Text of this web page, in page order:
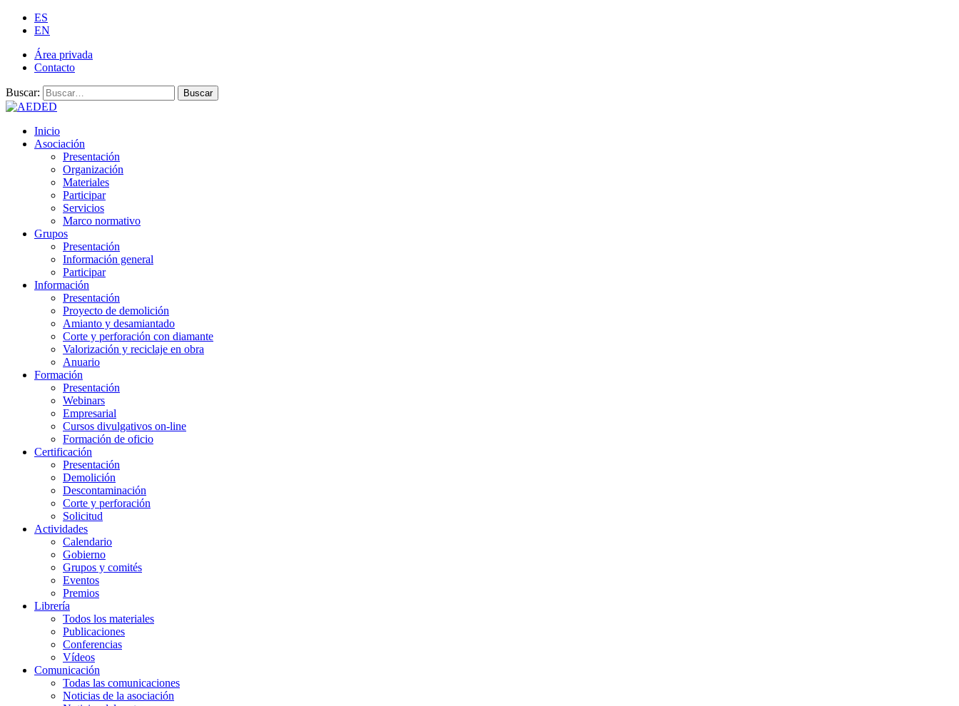
ES
EN
Área privada
Contacto
Buscar: Buscar
Inicio
Asociación
Presentación
Organización
Materiales
Participar
Servicios
Marco normativo
Grupos
Presentación
Información general
Participar
Información
Presentación
Proyecto de demolición
Amianto y desamiantado
Corte y perforación con diamante
Valorización y reciclaje en obra
Anuario
Formación
Presentación
Webinars
Empresarial
Cursos divulgativos on-line
Formación de oficio
Certificación
Presentación
Demolición
Descontaminación
Corte y perforación
Solicitud
Actividades
Calendario
Gobierno
Grupos y comités
Eventos
Premios
Librería
Todos los materiales
Publicaciones
Conferencias
Vídeos
Comunicación
Todas las comunicaciones
Noticias de la asociación